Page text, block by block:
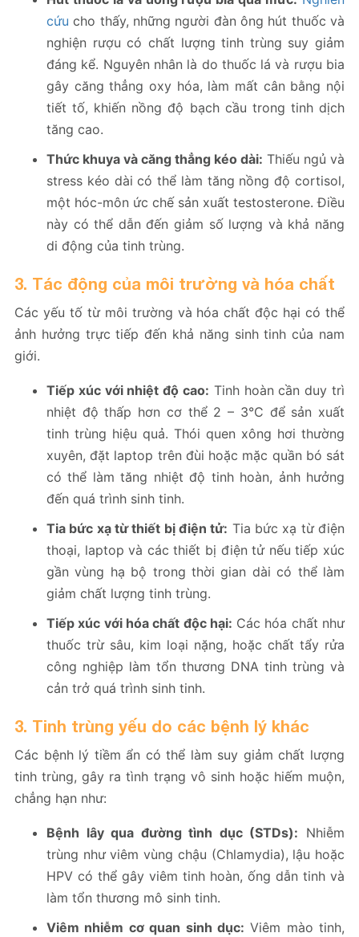
cứu cho thấy, những người đàn ông hút thuốc và
nghiện rượu có chất lượng tinh trùng suy giảm
đáng kể. Nguyên nhân là do thuốc lá và rượu bia
gây căng thẳng oxy hóa, làm mất cân bằng nội
tiết tố, khiến nồng độ bạch cầu trong tinh dịch
tăng cao.
Thức khuya và căng thẳng kéo dài: Thiếu ngủ và
stress kéo dài có thể làm tăng nồng độ cortisol,
một hóc-môn ức chế sản xuất testosterone. Điều
này có thể dẫn đến giảm số lượng và khả năng
di động của tinh trùng.
3. Tác động của môi trường và hóa chất
Các yếu tố từ môi trường và hóa chất độc hại có thể
ảnh hưởng trực tiếp đến khả năng sinh tinh của nam
giới.
Tiếp xúc với nhiệt độ cao: Tinh hoàn cần duy trì
nhiệt độ thấp hơn cơ thể 2 – 3°C để sản xuất
tinh trùng hiệu quả. Thói quen xông hơi thường
xuyên, đặt laptop trên đùi hoặc mặc quần bó sát
có thể làm tăng nhiệt độ tinh hoàn, ảnh hưởng
đến quá trình sinh tinh.
Tia bức xạ từ thiết bị điện tử: Tia bức xạ từ điện
thoại, laptop và các thiết bị điện tử nếu tiếp xúc
gần vùng hạ bộ trong thời gian dài có thể làm
giảm chất lượng tinh trùng.
Tiếp xúc với hóa chất độc hại: Các hóa chất như
thuốc trừ sâu, kim loại nặng, hoặc chất tẩy rửa
công nghiệp làm tổn thương DNA tinh trùng và
cản trở quá trình sinh tinh.
3. Tinh trùng yếu do các bệnh lý khác
Các bệnh lý tiềm ẩn có thể làm suy giảm chất lượng
tinh trùng, gây ra tình trạng vô sinh hoặc hiếm muộn,
chẳng hạn như:
Bệnh lây qua đường tình dục (STDs): Nhiễm
trùng như viêm vùng chậu (Chlamydia), lậu hoặc
HPV có thể gây viêm tinh hoàn, ống dẫn tinh và
làm tổn thương mô sinh tinh.
Viêm nhiễm cơ quan sinh dục: Viêm mào tinh,